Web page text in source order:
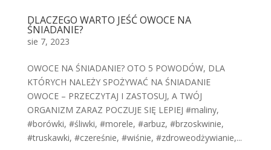
DLACZEGO WARTO JEŚĆ OWOCE NA
ŚNIADANIE?
sie 7, 2023
OWOCE NA ŚNIADANIE? OTO 5 POWODÓW, DLA
KTÓRYCH NALEŻY SPOŻYWAĆ NA ŚNIADANIE
OWOCE – PRZECZYTAJ I ZASTOSUJ, A TWÓJ
ORGANIZM ZARAZ POCZUJE SIĘ LEPIEJ #maliny,
#borówki, #śliwki, #morele, #arbuz, #brzoskwinie,
#truskawki, #czereśnie, #wiśnie, #zdroweodżywianie,...